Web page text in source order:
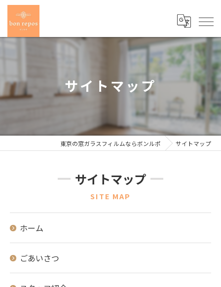
サイトマップ
東京の窓ガラスフィルムならボンルポ サイトマップ
SITE MAP
サイトマップ
ホーム
ごあいさつ